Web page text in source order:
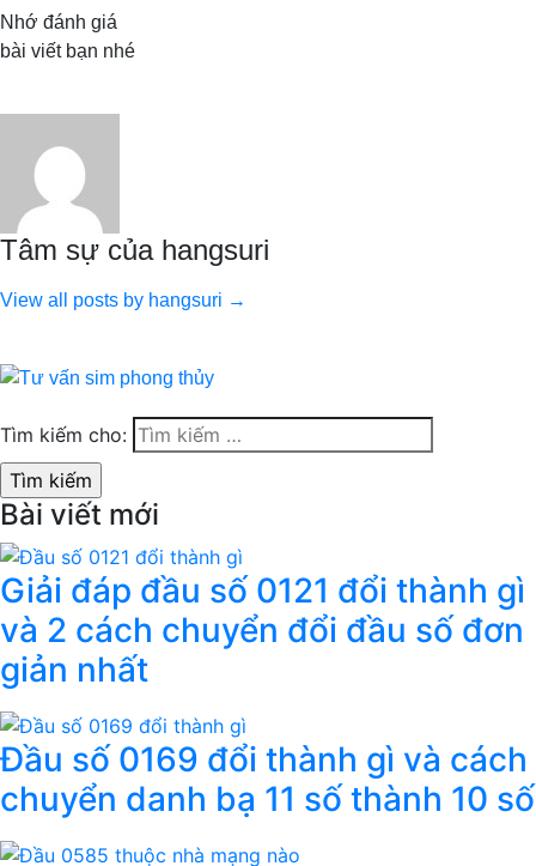
Nhớ đánh giá
bài viết bạn nhé
Tâm sự của hangsuri
View all posts by hangsuri →
Tìm kiếm cho:
Bài viết mới
Giải đáp đầu số 0121 đổi thành gì
và 2 cách chuyển đổi đầu số đơn
giản nhất
Đầu số 0169 đổi thành gì và cách
chuyển danh bạ 11 số thành 10 số